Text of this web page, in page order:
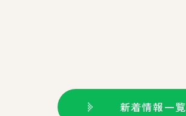
新着情報一覧